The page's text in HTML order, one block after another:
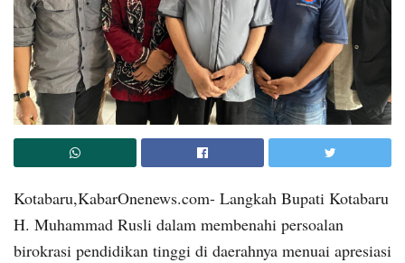
Kotabaru,KabarOnenews.com- Langkah Bupati Kotabaru
H. Muhammad Rusli dalam membenahi persoalan
birokrasi pendidikan tinggi di daerahnya menuai apresiasi